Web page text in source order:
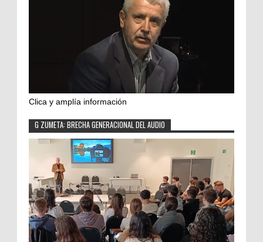
Clica y amplía información
G ZUMETA: BRECHA GENERACIONAL DEL AUDIO